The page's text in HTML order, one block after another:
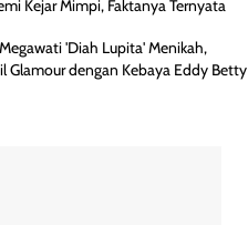
Kejar Mimpi, Faktanya Ternyata
'Diah Lupita' Menikah,
Glamour dengan Kebaya Eddy Betty